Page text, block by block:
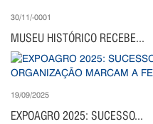
30/11/-0001
MUSEU HISTÓRICO RECEBE...
19/09/2025
EXPOAGRO 2025: SUCESSO...